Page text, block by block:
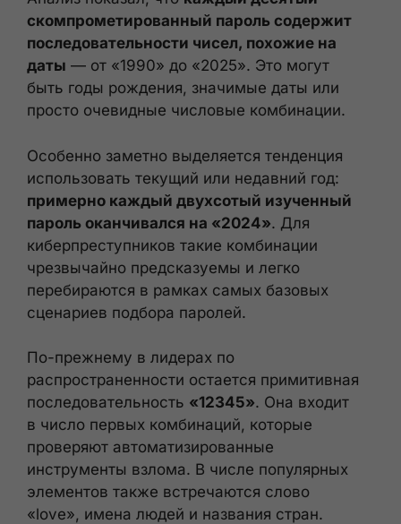
скомпрометированный пароль содержит
последовательности чисел, похожие на
даты — от «1990» до «2025». Это могут
быть годы рождения, значимые даты или
просто очевидные числовые комбинации.
Особенно заметно выделяется тенденция
использовать текущий или недавний год:
примерно каждый двухсотый изученный
пароль оканчивался на «2024». Для
киберпреступников такие комбинации
чрезвычайно предсказуемы и легко
перебираются в рамках самых базовых
сценариев подбора паролей.
По-прежнему в лидерах по
распространенности остается примитивная
последовательность «12345». Она входит
в число первых комбинаций, которые
проверяют автоматизированные
инструменты взлома. В числе популярных
элементов также встречаются слово
«love», имена людей и названия стран.